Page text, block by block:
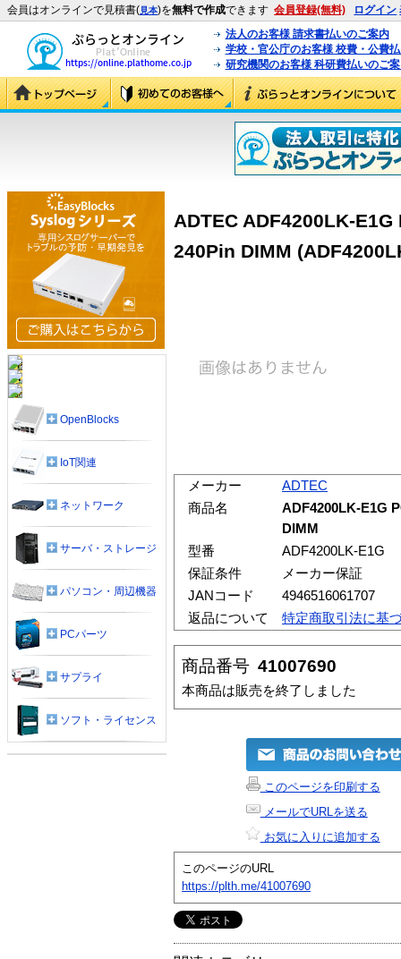
会員はオンラインで見積書(見本)を無料で作成できます 会員登録(無料) ログイン
法人のお客様 請求書払いのご案内
学校・官公庁のお客様 校費・公費
研究機関のお客様 科研費払いのご
ADTEC ADF4200LK-
240Pin DIMM
メーカー
ADTEC
商品名
ADF4200LK-E1G
DIMM
型番
ADF4200LK-E1G
保証条件
メーカー保証
JANコード
4946516061707
返品について
特定商取引法に基
商品番号 41007690
本商品は販売を終了しました
このページを印刷する
メールでURLを送る
お気に入りに追加する
このページのURL
https://plth.me/41007690
OpenBlocks
IoT関連
ネットワーク
サーバ・ストレージ
パソコン・周辺機器
PCパーツ
サプライ
ソフト・ライセンス